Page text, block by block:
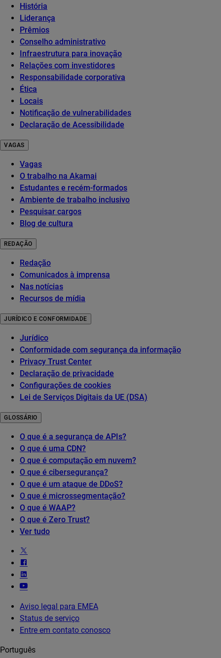
História
Liderança
Prêmios
Conselho administrativo
Infraestrutura para inovação
Relações com investidores
Responsabilidade corporativa
Ética
Locais
Notificação de vulnerabilidades
Declaração de Acessibilidade
VAGAS
Vagas
O trabalho na Akamai
Estudantes e recém-formados
Ambiente de trabalho inclusivo
Pesquisar cargos
Blog de cultura
REDAÇÃO
Redação
Comunicados à imprensa
Nas notícias
Recursos de mídia
JURÍDICO E CONFORMIDADE
Jurídico
Conformidade com segurança da informação
Privacy Trust Center
Declaração de privacidade
Configurações de cookies
Lei de Serviços Digitais da UE (DSA)
GLOSSÁRIO
O que é a segurança de APIs?
O que é uma CDN?
O que é computação em nuvem?
O que é cibersegurança?
O que é um ataque de DDoS?
O que é microssegmentação?
O que é WAAP?
O que é Zero Trust?
Ver tudo
Aviso legal para EMEA
Status de serviço
Entre em contato conosco
Português